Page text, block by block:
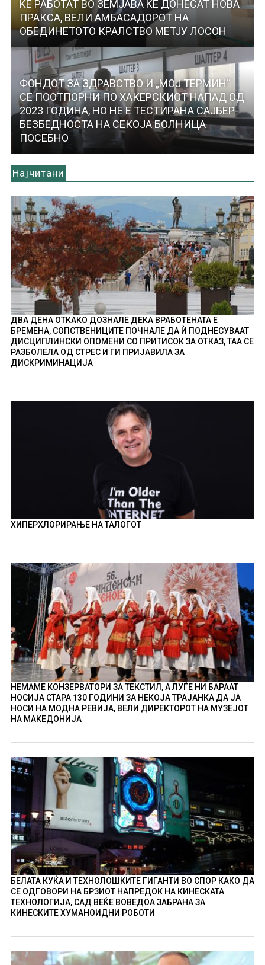
ЌЕ РАБОТАТ ВО ЗЕМЈАВА ЌЕ ДОНЕСАТ НОВА
ПРАКСА, ВЕЛИ АМБАСАДОРОТ НА
ОБЕДИНЕТОТО КРАЛСТВО МЕТЈУ ЛОСОН
ФОНДОТ ЗА ЗДРАВСТВО И „МОЈ ТЕРМИН“
СЕ ПООТПОРНИ ПО ХАКЕРСКИОТ НАПАД ОД
2023 ГОДИНА, НО НЕ Е ТЕСТИРАНА САЈБЕР-
БЕЗБЕДНОСТА НА СЕКОЈА БОЛНИЦА
ПОСЕБНО
Најчитани
ДВА ДЕНА ОТКАКО ДОЗНАЛЕ ДЕКА ВРАБОТЕНАТА Е
БРЕМЕНА, СОПСТВЕНИЦИТЕ ПОЧНАЛЕ ДА Ѝ ПОДНЕСУВААТ
ДИСЦИПЛИНСКИ ОПОМЕНИ СО ПРИТИСОК ЗА ОТКАЗ, ТАА СЕ
РАЗБОЛЕЛА ОД СТРЕС И ГИ ПРИЈАВИЛА ЗА
ДИСКРИМИНАЦИЈА
ХИПЕРХЛОРИРАЊЕ НА ТАЛОГОТ
НЕМАМЕ КОНЗЕРВАТОРИ ЗА ТЕКСТИЛ, А ЛУЃЕ НИ БАРААТ
НОСИЈА СТАРА 130 ГОДИНИ ЗА НЕКОЈА ТРАЈАНКА ДА ЈА
НОСИ НА МОДНА РЕВИЈА, ВЕЛИ ДИРЕКТОРОТ НА МУЗЕЈОТ
НА МАКЕДОНИЈА
БЕЛАТА КУЌА И ТЕХНОЛОШКИТЕ ГИГАНТИ ВО СПОР КАКО ДА
СЕ ОДГОВОРИ НА БРЗИОТ НАПРЕДОК НА КИНЕСКАТА
ТЕХНОЛОГИЈА, САД ВЕЌЕ ВОВЕДОА ЗАБРАНА ЗА
КИНЕСКИТЕ ХУМАНОИДНИ РОБОТИ